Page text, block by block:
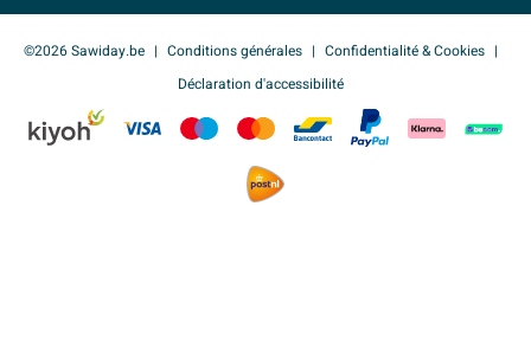
©2026 Sawiday.be Conditions générales
Confidentialité & Cookies
Déclaration d'accessibilité